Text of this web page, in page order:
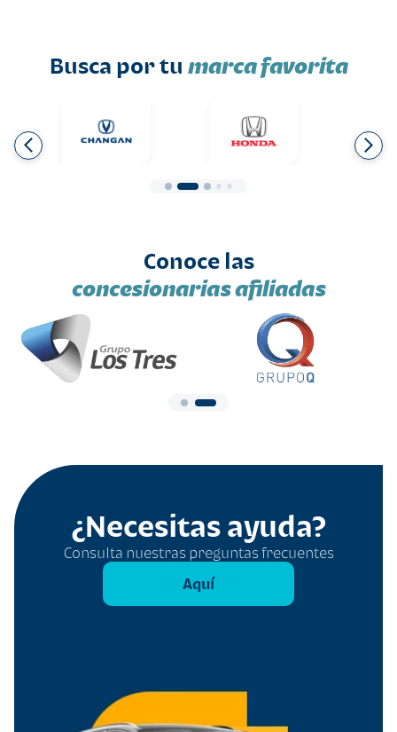
Busca por tu marca favorita
Conoce las
concesionarias afiliadas
¿Necesitas ayuda?
Consulta nuestras preguntas frecuentes
Aquí